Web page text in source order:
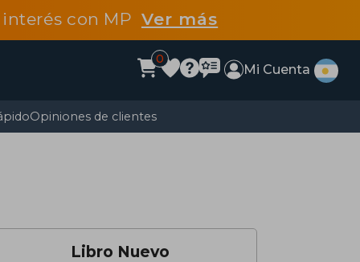
con MP Ver más
0
Mi Cuenta
Opiniones de clientes
Libro Nuevo